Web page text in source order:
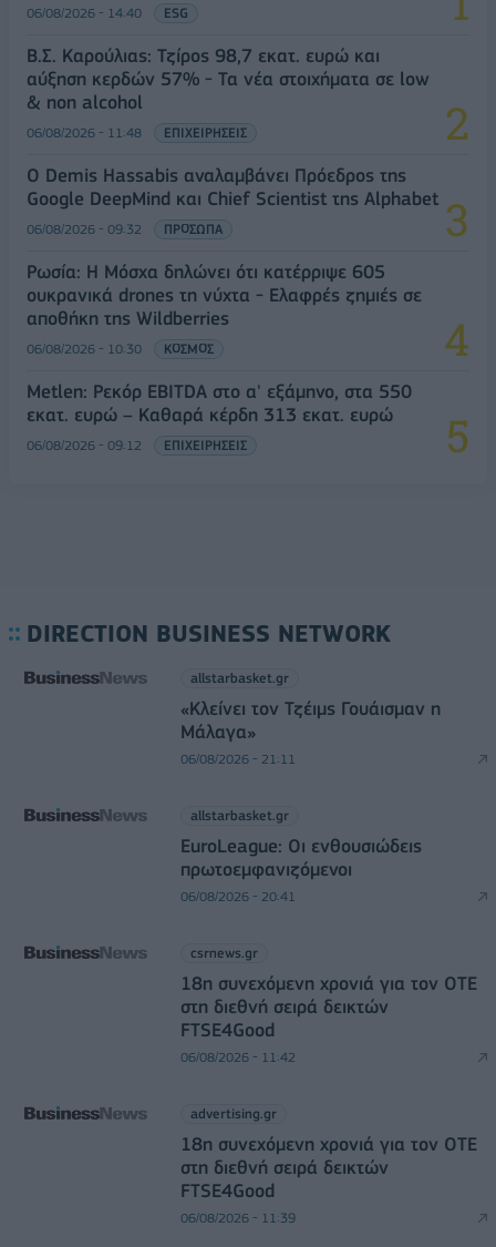
06/08/2026 - 14:40 ESG
Β.Σ. Καρούλιας: Τζίρος 98,7 εκατ. ευρώ και
αύξηση κερδών 57% - Τα νέα στοιχήματα σε low
& non alcohol
06/08/2026 - 11:48 ΕΠΙΧΕΙΡΗΣΕΙΣ
Ο Demis Hassabis αναλαμβάνει Πρόεδρος της
Google DeepMind και Chief Scientist της Alphabet
06/08/2026 - 09:32 ΠΡΟΣΩΠΑ
Ρωσία: Η Μόσχα δηλώνει ότι κατέρριψε 605
ουκρανικά drones τη νύχτα - Ελαφρές ζημιές σε
αποθήκη της Wildberries
06/08/2026 - 10:30 ΚΟΣΜΟΣ
Metlen: Ρεκόρ EBITDA στο α' εξάμηνο, στα 550
εκατ. ευρώ – Καθαρά κέρδη 313 εκατ. ευρώ
06/08/2026 - 09:12 ΕΠΙΧΕΙΡΗΣΕΙΣ
DIRECTION BUSINESS NETWORK
allstarbasket.gr
«Κλείνει τον Τζέιμς Γουάισμαν η
Μάλαγα»
06/08/2026 - 21:11
allstarbasket.gr
EuroLeague: Οι ενθουσιώδεις
πρωτοεμφανιζόμενοι
06/08/2026 - 20:41
csrnews.gr
18η συνεχόμενη χρονιά για τον ΟΤΕ
στη διεθνή σειρά δεικτών
FTSE4Good
06/08/2026 - 11:42
advertising.gr
18η συνεχόμενη χρονιά για τον ΟΤΕ
στη διεθνή σειρά δεικτών
FTSE4Good
06/08/2026 - 11:39